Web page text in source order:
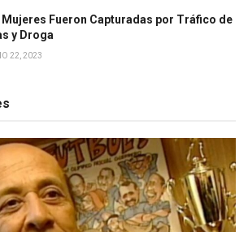
Fueron Capturadas por Tráfico de
y Droga
22, 2023